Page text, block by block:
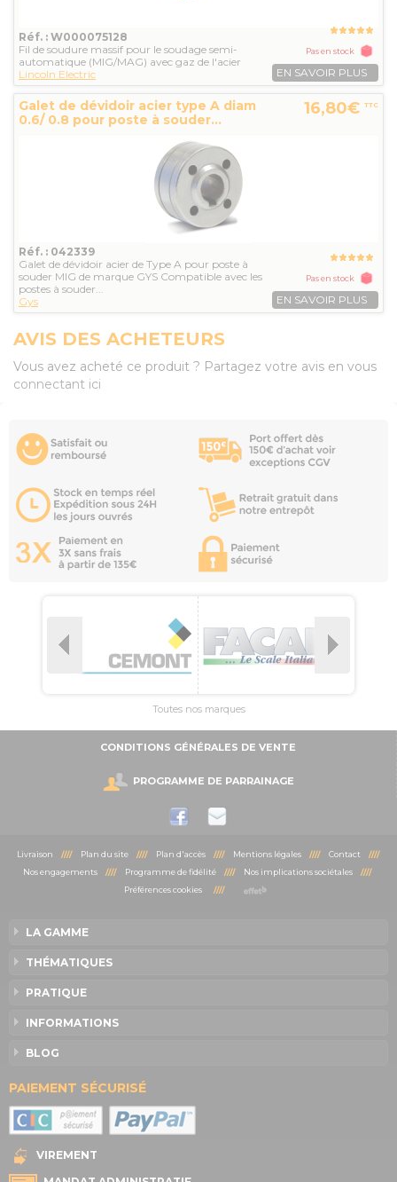
Réf. : W000075128
Fil de soudure massif pour le soudage semi-
automatique (MIG/MAG) avec gaz de l'acier
Lincoln Electric
Pas en stock
EN SAVOIR PLUS
Galet de dévidoir acier type A diam
0.6/ 0.8 pour poste à souder...
16,80€ TTC
Réf. : 042339
Galet de dévidoir acier de Type A pour poste à
souder MIG de marque GYS Compatible avec les
postes à souder...
Gys
Pas en stock
EN SAVOIR PLUS
AVIS DES ACHETEURS
Vous avez acheté ce produit ? Partagez votre avis en vous
connectant ici
Toutes nos marques
CONDITIONS GÉNÉRALES DE VENTE
PROGRAMME DE PARRAINAGE
Livraison //// Plan du site //// Plan d'accès //// Mentions légales //// Contact ////
Nos engagements//// Programme de fidélité//// Nos implications sociétales////
Préférences cookies
////
LA GAMME
THÉMATIQUES
PRATIQUE
INFORMATIONS
BLOG
PAIEMENT SÉCURISÉ
VIREMENT